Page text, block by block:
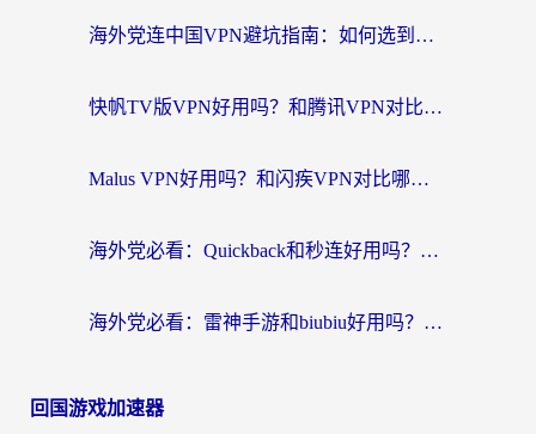
海外党连中国VPN避坑指南：如何选到真正能无缝刷国内资源的加速器？
快帆TV版VPN好用吗？和腾讯VPN对比哪个回国效果更好？海外党必看的真实体验指南
Malus VPN好用吗？和闪疾VPN对比哪个回国效果更好？海外华人的实用避坑指南
海外党必看：Quickback和秒连好用吗？3步选对回国加速器，无缝刷国内资源
海外党必看：雷神手游和biubiu好用吗？3招选对回国加速器无缝刷国内资源
回国游戏加速器